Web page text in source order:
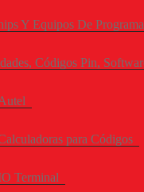
Y Equipos De
Códigos Pin,
para Códigos
Terminal